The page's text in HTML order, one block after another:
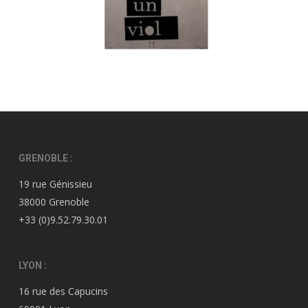
GRENOBLE :
19 rue Génissieu
38000 Grenoble
+33 (0)9.52.79.30.01
LYON :
16 rue des Capucins